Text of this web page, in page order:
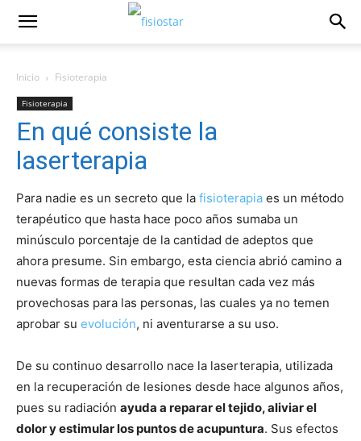
Inicio Fisioterapia
Fisioterapia
En qué consiste la
laserterapia
Para nadie es un secreto que la fisioterapia es un método
terapéutico que hasta hace poco años sumaba un
minúsculo porcentaje de la cantidad de adeptos que
ahora presume. Sin embargo, esta ciencia abrió camino a
nuevas formas de terapia que resultan cada vez más
provechosas para las personas, las cuales ya no temen
aprobar su evolución, ni aventurarse a su uso.
De su continuo desarrollo nace la laserterapia, utilizada
en la recuperación de lesiones desde hace algunos años,
pues su radiación ayuda a reparar el tejido, aliviar el
dolor y estimular los puntos de acupuntura. Sus efectos